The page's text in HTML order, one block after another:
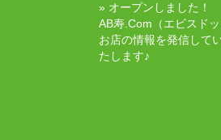
» オープンしました！
AB寿.Com（エビスド
お店の情報を発信して
たします♪